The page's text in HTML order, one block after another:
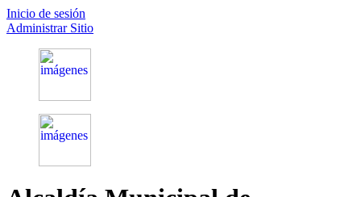
Inicio de sesión
Administrar Sitio